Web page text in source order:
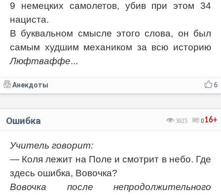
9 немецких самолетов, убив при этом 34
нациста.
В буквальном смысле этого слова, он был
самым худшим механиком за всю историю
Люфтваффе...
6
Анекдоты
16+
3025 0
Ошибка
Учитель говорит:
— Коля лежит на Поле и смотрит в небо. Где
здесь ошибка, Вовочка?
Вовочка после непродолжительного